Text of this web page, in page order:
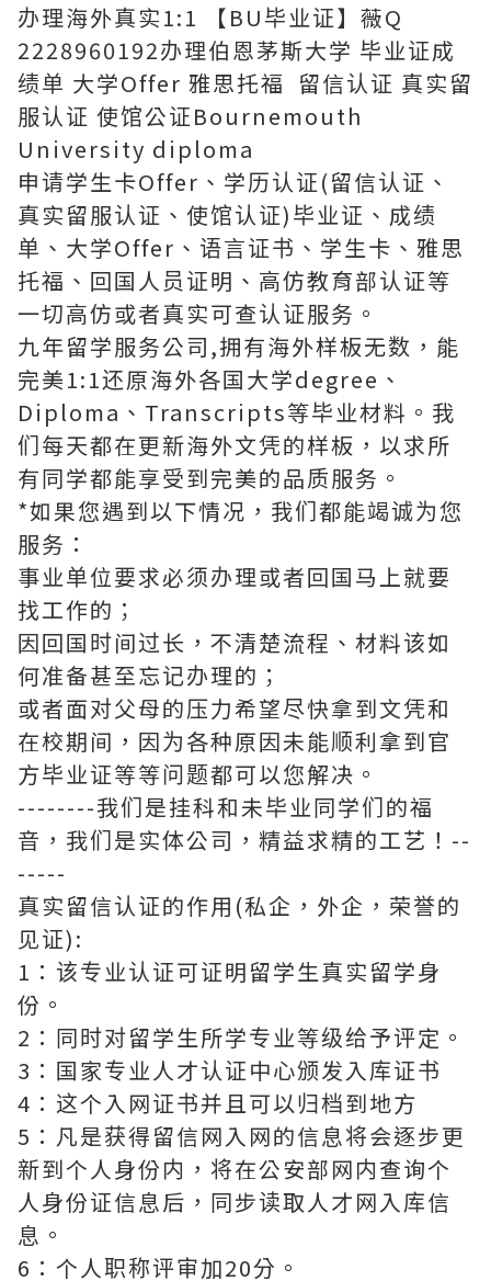
办理海外真实1:1 【BU毕业证】薇Q
2228960192办理伯恩茅斯大学 毕业证成
绩单 大学Offer 雅思托福 留信认证 真实留
服认证 使馆公证Bournemouth
University diploma
申请学生卡Offer、学历认证(留信认证、
真实留服认证、使馆认证)毕业证、成绩
单、大学Offer、语言证书、学生卡、雅思
托福、回国人员证明、高仿教育部认证等
一切高仿或者真实可查认证服务。
九年留学服务公司,拥有海外样板无数，能
完美1:1还原海外各国大学degree、
Diploma、Transcripts等毕业材料。我
们每天都在更新海外文凭的样板，以求所
有同学都能享受到完美的品质服务。
*如果您遇到以下情况，我们都能竭诚为您
服务：
事业单位要求必须办理或者回国马上就要
找工作的；
因回国时间过长，不清楚流程、材料该如
何准备甚至忘记办理的；
或者面对父母的压力希望尽快拿到文凭和
在校期间，因为各种原因未能顺利拿到官
方毕业证等等问题都可以您解决。
--------我们是挂科和未毕业同学们的福
音，我们是实体公司，精益求精的工艺！--
-----
真实留信认证的作用(私企，外企，荣誉的
见证):
1：该专业认证可证明留学生真实留学身
份。
2：同时对留学生所学专业等级给予评定。
3：国家专业人才认证中心颁发入库证书
4：这个入网证书并且可以归档到地方
5：凡是获得留信网入网的信息将会逐步更
新到个人身份内，将在公安部网内查询个
人身份证信息后，同步读取人才网入库信
息。
6：个人职称评审加20分。